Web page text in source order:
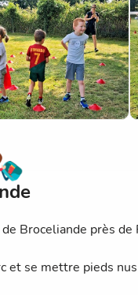
Broceliande près de
et se mettre pieds